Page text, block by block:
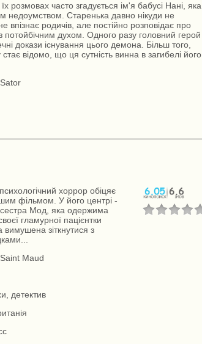
розмовах часто згадується ім'я бабусі Нані, яка
недоумством. Старенька давно нікуди не
впізнає родичів, але постійно розповідає про
потойбічним духом. Одного разу головний герой
докази існування цього демона. Більш того,
відомо, що ця сутність винна в загибелі його
хоррор обіцяє
фільмом. У його центрі -
Мод, яка одержима
гламурної пацієнтки
зіткнутися з
Maud
детектив